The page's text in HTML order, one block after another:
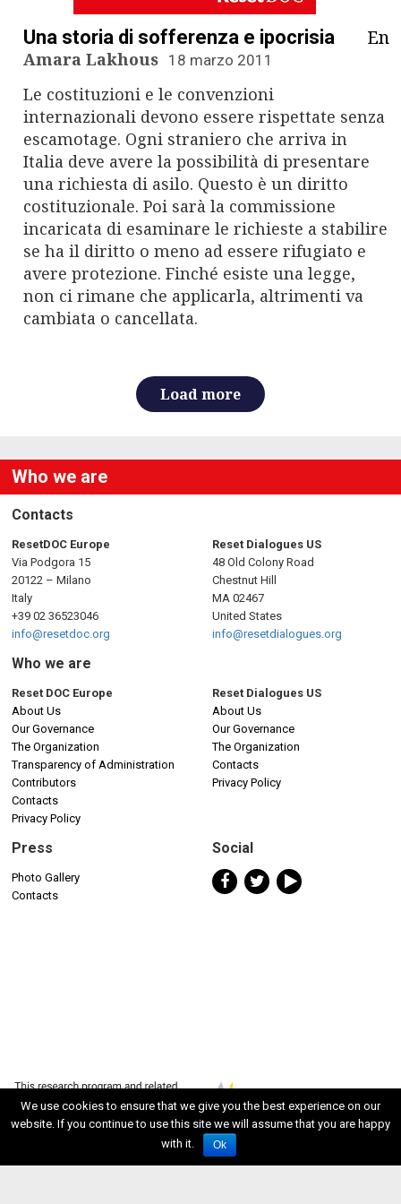
a
v
i
g
a
t
i
o
Una storia di sofferenza e ipocrisia En
Amara Lakhous 18 marzo 2011
Le costituzioni e le convenzioni
internazionali devono essere rispettate senza
escamotage. Ogni straniero che arriva in
Italia deve avere la possibilità di presentare
una richiesta di asilo. Questo è un diritto
costituzionale. Poi sarà la commissione
incaricata di esaminare le richieste a stabilire
se ha il diritto o meno ad essere rifugiato e
avere protezione. Finché esiste una legge,
non ci rimane che applicarla, altrimenti va
cambiata o cancellata.
Load more
Who we are
Contacts
ResetDOC Europe
Via Podgora 15
20122 – Milano
Italy
+39 02 36523046
info@resetdoc.org
Reset Dialogues US
48 Old Colony Road
Chestnut Hill
MA 02467
United States
info@resetdialogues.org
Who we are
Reset DOC Europe
About Us
Our Governance
The Organization
Transparency of Administration
Contributors
Contacts
Privacy Policy
Reset Dialogues US
About Us
Our Governance
The Organization
Contacts
Privacy Policy
Press
Photo Gallery
Contacts
Social
We use cookies to ensure that we give you the best experience on our
website. If you continue to use this site we will assume that you are happy
with it.
Ok